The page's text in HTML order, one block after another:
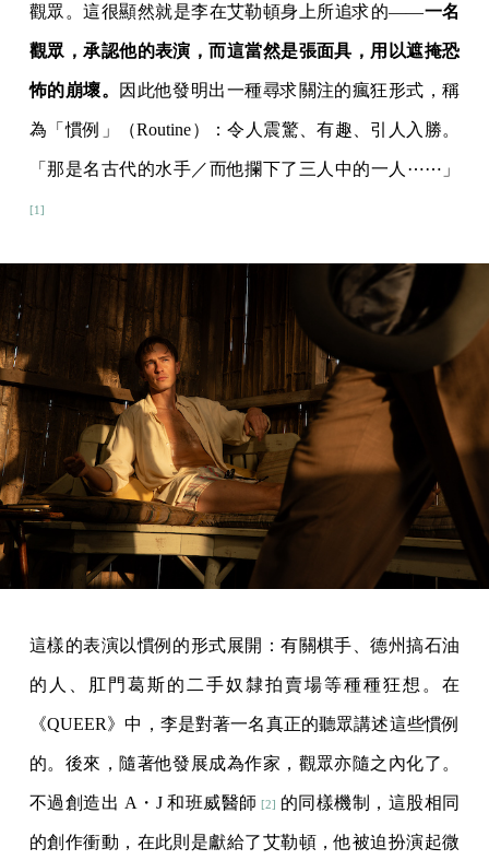
觀眾。這很顯然就是李在艾勒頓身上所追求的——一名
觀眾，承認他的表演，而這當然是張面具，用以遮掩恐
怖的崩壞。 因此他發明出一種尋求關注的瘋狂形式，稱
為「慣例」（Routine）：令人震驚、有趣、引人入勝。
「那是名古代的水手／而他攔下了三人中的一人⋯⋯」
[1]
這樣的表演以慣例的形式展開：有關棋手、德州搞石油
的人、肛門葛斯的二手奴隸拍賣場等種種狂想。在
《QUEER》中，李是對著一名真正的聽眾講述這些慣例
的。後來，隨著他發展成為作家，觀眾亦隨之內化了。
不過創造出 A・J 和班威醫師 [2] 的同樣機制，這股相同
的創作衝動，在此則是獻給了艾勒頓，他被迫扮演起微